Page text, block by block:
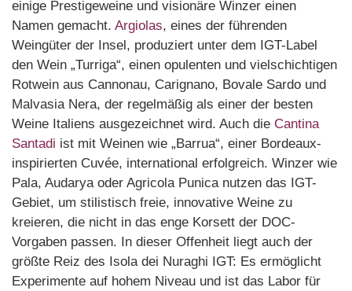
einige Prestigeweine und visionäre Winzer einen
Namen gemacht. Argiolas, eines der führenden
Weingüter der Insel, produziert unter dem IGT-Label
den Wein „Turriga“, einen opulenten und vielschichtigen
Rotwein aus Cannonau, Carignano, Bovale Sardo und
Malvasia Nera, der regelmäßig als einer der besten
Weine Italiens ausgezeichnet wird. Auch die Cantina
Santadi ist mit Weinen wie „Barrua“, einer Bordeaux-
inspirierten Cuvée, international erfolgreich. Winzer wie
Pala, Audarya oder Agricola Punica nutzen das IGT-
Gebiet, um stilistisch freie, innovative Weine zu
kreieren, die nicht in das enge Korsett der DOC-
Vorgaben passen. In dieser Offenheit liegt auch der
größte Reiz des Isola dei Nuraghi IGT: Es ermöglicht
Experimente auf hohem Niveau und ist das Labor für